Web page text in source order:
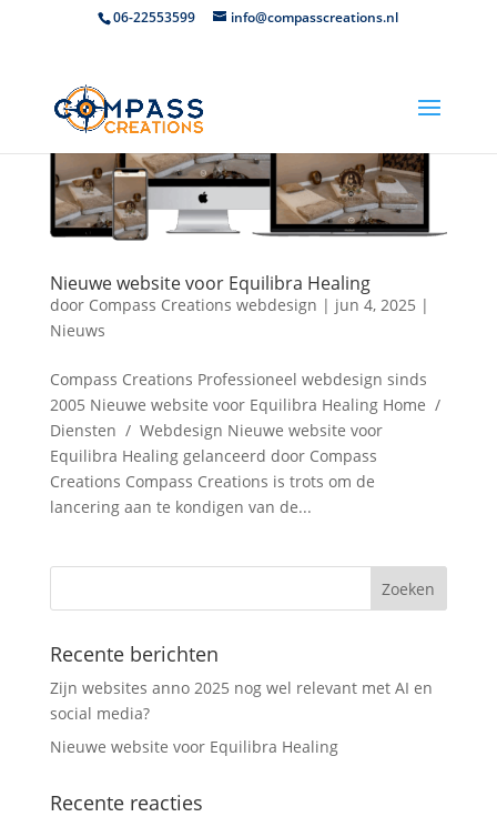
06-22553599 info@compasscreations.nl
Nieuwe website voor Equilibra Healing
door Compass Creations webdesign | jun 4, 2025 |
Nieuws
Compass Creations Professioneel webdesign sinds
2005 Nieuwe website voor Equilibra Healing Home /
Diensten / Webdesign Nieuwe website voor
Equilibra Healing gelanceerd door Compass
Creations Compass Creations is trots om de
lancering aan te kondigen van de...
Recente berichten
Zijn websites anno 2025 nog wel relevant met AI en
social media?
Nieuwe website voor Equilibra Healing
Recente reacties